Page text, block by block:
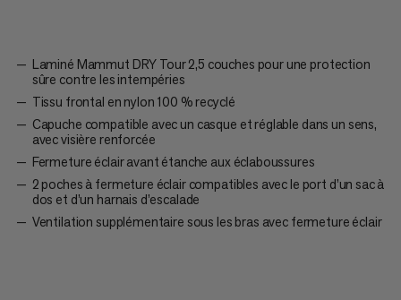
Laminé Mammut DRY Tour 2,5 couches pour une protection
sûre contre les intempéries
Tissu frontal en nylon 100 % recyclé
Capuche compatible avec un casque et réglable dans un sens,
avec visière renforcée
Fermeture éclair avant étanche aux éclaboussures
2 poches à fermeture éclair compatibles avec le port d’un sac à
dos et d’un harnais d’escalade
Ventilation supplémentaire sous les bras avec fermeture éclair